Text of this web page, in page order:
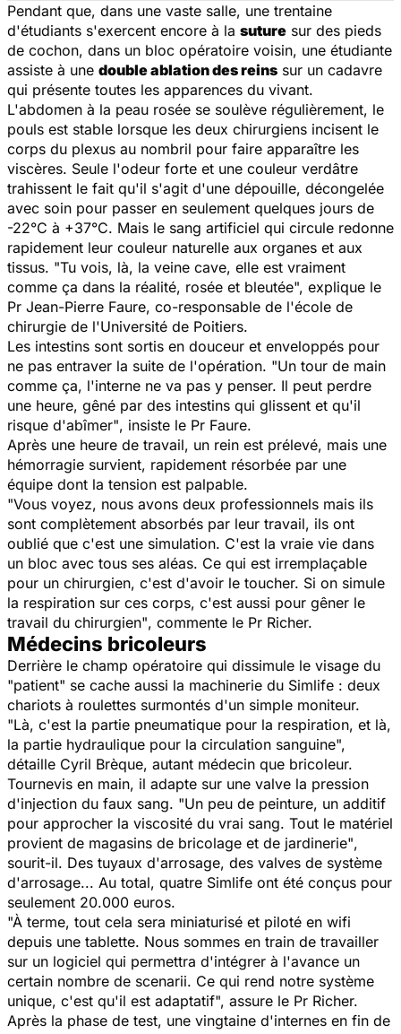
Pendant que, dans une vaste salle, une trentaine
d'étudiants s'exercent encore à la suture sur des pieds
de cochon, dans un bloc opératoire voisin, une étudiante
assiste à une double ablation des reins sur un cadavre
qui présente toutes les apparences du vivant.
L'abdomen à la peau rosée se soulève régulièrement, le
pouls est stable lorsque les deux chirurgiens incisent le
corps du plexus au nombril pour faire apparaître les
viscères. Seule l'odeur forte et une couleur verdâtre
trahissent le fait qu'il s'agit d'une dépouille, décongelée
avec soin pour passer en seulement quelques jours de
-22°C à +37°C. Mais le sang artificiel qui circule redonne
rapidement leur couleur naturelle aux organes et aux
tissus. "Tu vois, là, la veine cave, elle est vraiment
comme ça dans la réalité, rosée et bleutée", explique le
Pr Jean-Pierre Faure, co-responsable de l'école de
chirurgie de l'Université de Poitiers.
Les intestins sont sortis en douceur et enveloppés pour
ne pas entraver la suite de l'opération. "Un tour de main
comme ça, l'interne ne va pas y penser. Il peut perdre
une heure, gêné par des intestins qui glissent et qu'il
risque d'abîmer", insiste le Pr Faure.
Après une heure de travail, un rein est prélevé, mais une
hémorragie survient, rapidement résorbée par une
équipe dont la tension est palpable.
"Vous voyez, nous avons deux professionnels mais ils
sont complètement absorbés par leur travail, ils ont
oublié que c'est une simulation. C'est la vraie vie dans
un bloc avec tous ses aléas. Ce qui est irremplaçable
pour un chirurgien, c'est d'avoir le toucher. Si on simule
la respiration sur ces corps, c'est aussi pour gêner le
travail du chirurgien", commente le Pr Richer.
Médecins bricoleurs
Derrière le champ opératoire qui dissimule le visage du
"patient" se cache aussi la machinerie du Simlife : deux
chariots à roulettes surmontés d'un simple moniteur.
"Là, c'est la partie pneumatique pour la respiration, et là,
la partie hydraulique pour la circulation sanguine",
détaille Cyril Brèque, autant médecin que bricoleur.
Tournevis en main, il adapte sur une valve la pression
d'injection du faux sang. "Un peu de peinture, un additif
pour approcher la viscosité du vrai sang. Tout le matériel
provient de magasins de bricolage et de jardinerie",
sourit-il. Des tuyaux d'arrosage, des valves de système
d'arrosage... Au total, quatre Simlife ont été conçus pour
seulement 20.000 euros.
"À terme, tout cela sera miniaturisé et piloté en wifi
depuis une tablette. Nous sommes en train de travailler
sur un logiciel qui permettra d'intégrer à l'avance un
certain nombre de scenarii. Ce qui rend notre système
unique, c'est qu'il est adaptatif", assure le Pr Richer.
Après la phase de test, une vingtaine d'internes en fin de